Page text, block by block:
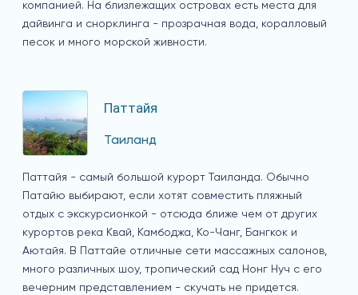
компанией. На близлежащих островах есть места для
дайвинга и снорклинга - прозрачная вода, коралловый
песок и много морской живности.
Паттайя
Таиланд
Паттайя - самый большой курорт Таиланда. Обычно
Патайю выбирают, если хотят совместить пляжный
отдых с экскурсионкой - отсюда ближе чем от других
курортов река Квай, Камбоджа, Ко-Чанг, Бангкок и
Аютайя. В Паттайе отличные сети массажных салонов,
много различных шоу, тропический сад Нонг Нуч с его
вечерним представлением - скучать не придется.